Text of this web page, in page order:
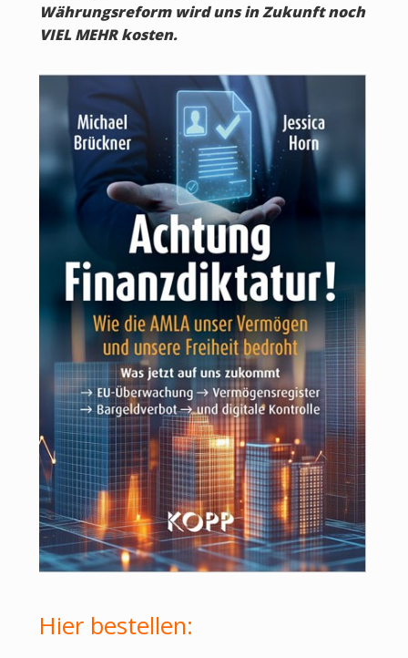
Währungsreform wird uns in Zukunft noch
VIEL MEHR kosten.
Hier bestellen: